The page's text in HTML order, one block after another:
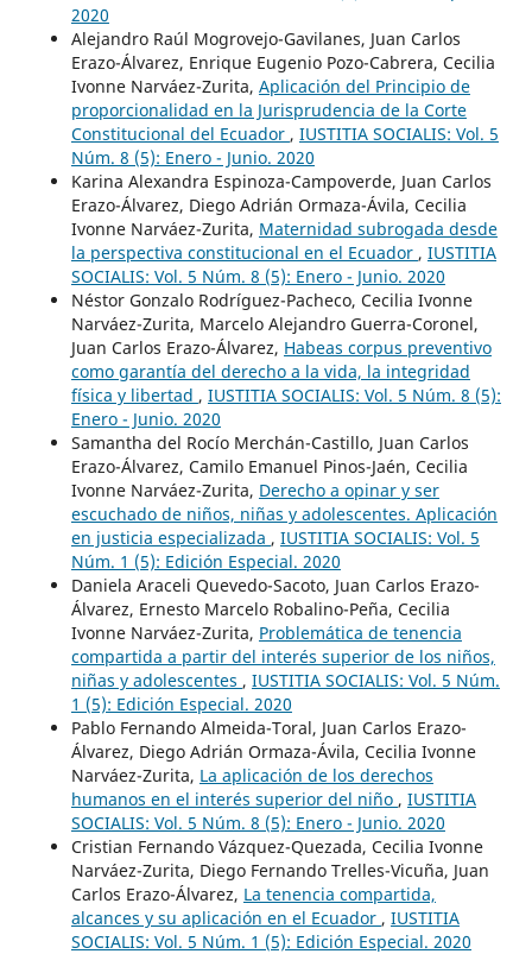
2020
Alejandro Raúl Mogrovejo-Gavilanes, Juan Carlos
Erazo-Álvarez, Enrique Eugenio Pozo-Cabrera, Cecilia
Ivonne Narváez-Zurita, Aplicación del Principio de
proporcionalidad en la Jurisprudencia de la Corte
Constitucional del Ecuador , IUSTITIA SOCIALIS: Vol. 5
Núm. 8 (5): Enero - Junio. 2020
Karina Alexandra Espinoza-Campoverde, Juan Carlos
Erazo-Álvarez, Diego Adrián Ormaza-Ávila, Cecilia
Ivonne Narváez-Zurita, Maternidad subrogada desde
la perspectiva constitucional en el Ecuador , IUSTITIA
SOCIALIS: Vol. 5 Núm. 8 (5): Enero - Junio. 2020
Néstor Gonzalo Rodríguez-Pacheco, Cecilia Ivonne
Narváez-Zurita, Marcelo Alejandro Guerra-Coronel,
Juan Carlos Erazo-Álvarez, Habeas corpus preventivo
como garantía del derecho a la vida, la integridad
física y libertad , IUSTITIA SOCIALIS: Vol. 5 Núm. 8 (5):
Enero - Junio. 2020
Samantha del Rocío Merchán-Castillo, Juan Carlos
Erazo-Álvarez, Camilo Emanuel Pinos-Jaén, Cecilia
Ivonne Narváez-Zurita, Derecho a opinar y ser
escuchado de niños, niñas y adolescentes. Aplicación
en justicia especializada , IUSTITIA SOCIALIS: Vol. 5
Núm. 1 (5): Edición Especial. 2020
Daniela Araceli Quevedo-Sacoto, Juan Carlos Erazo-
Álvarez, Ernesto Marcelo Robalino-Peña, Cecilia
Ivonne Narváez-Zurita, Problemática de tenencia
compartida a partir del interés superior de los niños,
niñas y adolescentes , IUSTITIA SOCIALIS: Vol. 5 Núm.
1 (5): Edición Especial. 2020
Pablo Fernando Almeida-Toral, Juan Carlos Erazo-
Álvarez, Diego Adrián Ormaza-Ávila, Cecilia Ivonne
Narváez-Zurita, La aplicación de los derechos
humanos en el interés superior del niño , IUSTITIA
SOCIALIS: Vol. 5 Núm. 8 (5): Enero - Junio. 2020
Cristian Fernando Vázquez-Quezada, Cecilia Ivonne
Narváez-Zurita, Diego Fernando Trelles-Vicuña, Juan
Carlos Erazo-Álvarez, La tenencia compartida,
alcances y su aplicación en el Ecuador , IUSTITIA
SOCIALIS: Vol. 5 Núm. 1 (5): Edición Especial. 2020